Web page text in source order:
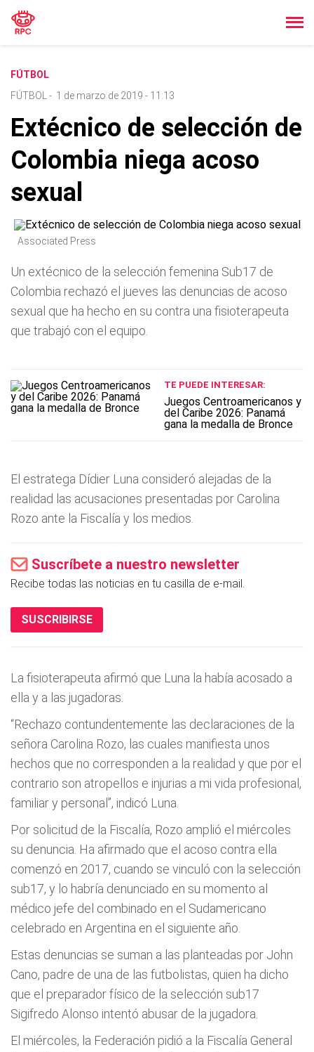
FÚTBOL
FÚTBOL
- 1 de marzo de 2019 - 11:13
Extécnico de selección de
Colombia niega acoso
sexual
Associated Press
Un extécnico de la selección femenina Sub17 de
Colombia rechazó el jueves las denuncias de acoso
sexual que ha hecho en su contra una fisioterapeuta
que trabajó con el equipo.
TE PUEDE INTERESAR:
Juegos Centroamericanos y
del Caribe 2026: Panamá
gana la medalla de Bronce
El estratega Dídier Luna consideró alejadas de la
realidad las acusaciones presentadas por Carolina
Rozo ante la Fiscalía y los medios.
Suscríbete a nuestro newsletter
Recibe todas las noticias en tu casilla de e-mail.
SUSCRIBIRSE
La fisioterapeuta afirmó que Luna la había acosado a
ella y a las jugadoras.
“Rechazo contundentemente las declaraciones de la
señora Carolina Rozo, las cuales manifiesta unos
hechos que no corresponden a la realidad y que por el
contrario son atropellos e injurias a mi vida profesional,
familiar y personal”, indicó Luna.
Por solicitud de la Fiscalía, Rozo amplió el miércoles
su denuncia. Ha afirmado que el acoso contra ella
comenzó en 2017, cuando se vinculó con la selección
sub17, y lo habría denunciado en su momento al
médico jefe del combinado en el Sudamericano
celebrado en Argentina en el siguiente año.
Estas denuncias se suman a las planteadas por John
Cano, padre de una de las futbolistas, quien ha dicho
que el preparador físico de la selección sub17
Sigifredo Alonso intentó abusar de la jugadora.
El miércoles, la Federación pidió a la Fiscalía General